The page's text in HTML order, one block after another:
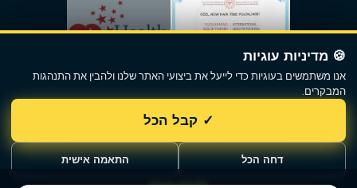
🍪 מדיניות עוגיות
אנו משתמשים בעוגיות כדי לייעל את ביצועי האתר שלנו ולהבין את התנהגות
המבקרים.
מדיניות עוגיות
דחה הכל התאמה אישית
✓ קבל הכל